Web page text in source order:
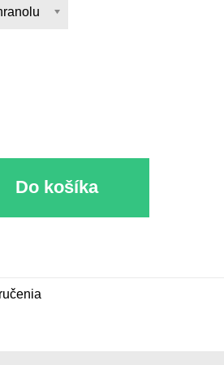
Do košíka